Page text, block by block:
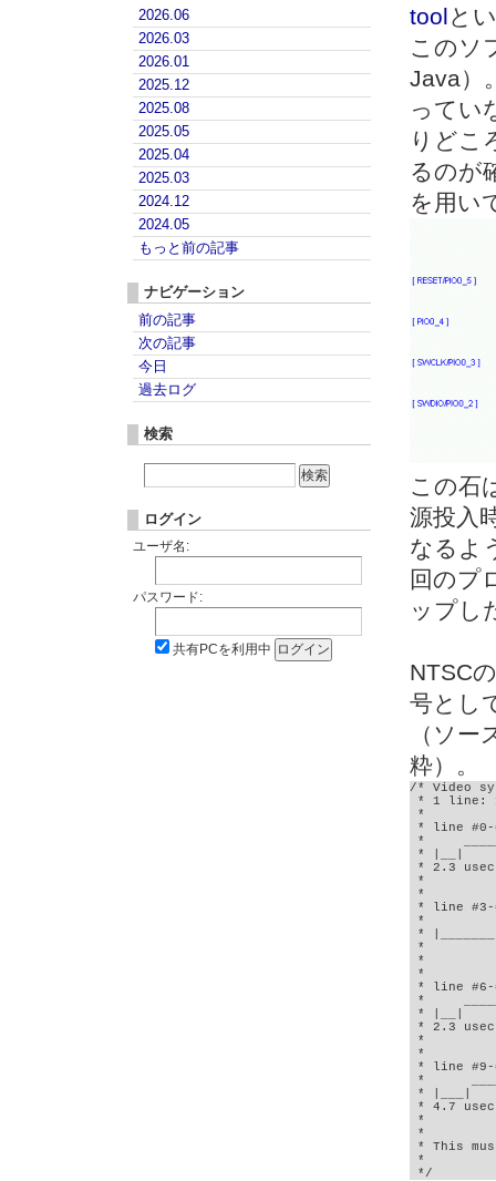
toolと
このソ
Java）
ってい
りどこ
るのが
を用い
この石
源投入
なるよ
回のプ
ップし
NTSC
号とし
（ソ
粋）。
/* Video
* 1 line:
*
* line #0-
*
* |__|
* 2.3
*
*
* line #3-
*
*
*
*
*
* line #6-
*
* |__|
* 2.3
*
*
* line #9-
*
* |___|
* 4.7 usec
*
*
* This
*
*/
2026.06
2026.03
2026.01
2025.12
2025.08
2025.05
2025.04
2025.03
2024.12
2024.05
もっと前の記事
ナビゲーション
前の記事
次の記事
今日
過去ログ
検索
ログイン
ユーザ名:
パスワード:
共有PCを利用中